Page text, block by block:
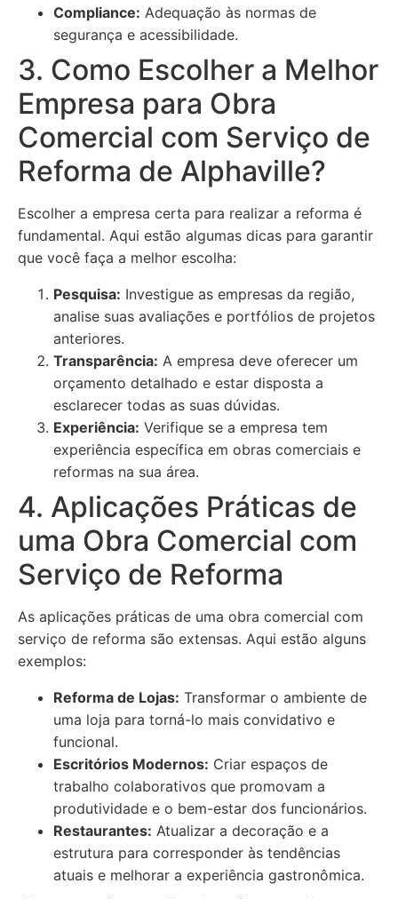
Compliance: Adequação às normas de
segurança e acessibilidade.
3. Como Escolher a Melhor
Empresa para Obra
Comercial com Serviço de
Reforma de Alphaville?
Escolher a empresa certa para realizar a reforma é
fundamental. Aqui estão algumas dicas para garantir
que você faça a melhor escolha:
Pesquisa: Investigue as empresas da região,
analise suas avaliações e portfólios de projetos
anteriores.
Transparência: A empresa deve oferecer um
orçamento detalhado e estar disposta a
esclarecer todas as suas dúvidas.
Experiência: Verifique se a empresa tem
experiência específica em obras comerciais e
reformas na sua área.
4. Aplicações Práticas de
uma Obra Comercial com
Serviço de Reforma
As aplicações práticas de uma obra comercial com
serviço de reforma são extensas. Aqui estão alguns
exemplos:
Reforma de Lojas: Transformar o ambiente de
uma loja para torná-lo mais convidativo e
funcional.
Escritórios Modernos: Criar espaços de
trabalho colaborativos que promovam a
produtividade e o bem-estar dos funcionários.
Restaurantes: Atualizar a decoração e a
estrutura para corresponder às tendências
atuais e melhorar a experiência gastronômica.